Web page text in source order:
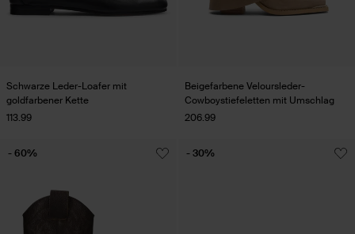
Schwarze Leder-Loafer mit
goldfarbener Kette
113.99
Beigefarbene Veloursleder-
Cowboystiefeletten mit Umschlag
206.99
- 60% - 30%